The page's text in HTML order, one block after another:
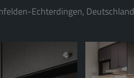
Echterdingen, Deutschland